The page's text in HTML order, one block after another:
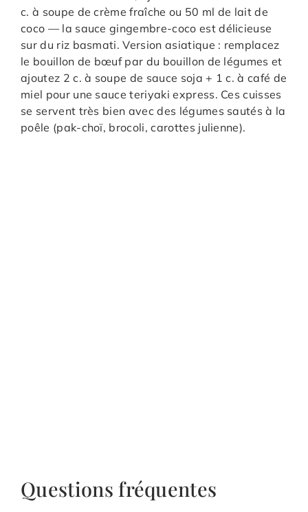
c. à soupe de crème fraîche ou 50 ml de lait de
coco — la sauce gingembre-coco est délicieuse
sur du riz basmati. Version asiatique : remplacez
le bouillon de bœuf par du bouillon de légumes et
ajoutez 2 c. à soupe de sauce soja + 1 c. à café de
miel pour une sauce teriyaki express. Ces cuisses
se servent très bien avec des légumes sautés à la
poêle (pak-choï, brocoli, carottes julienne).
Questions fréquentes